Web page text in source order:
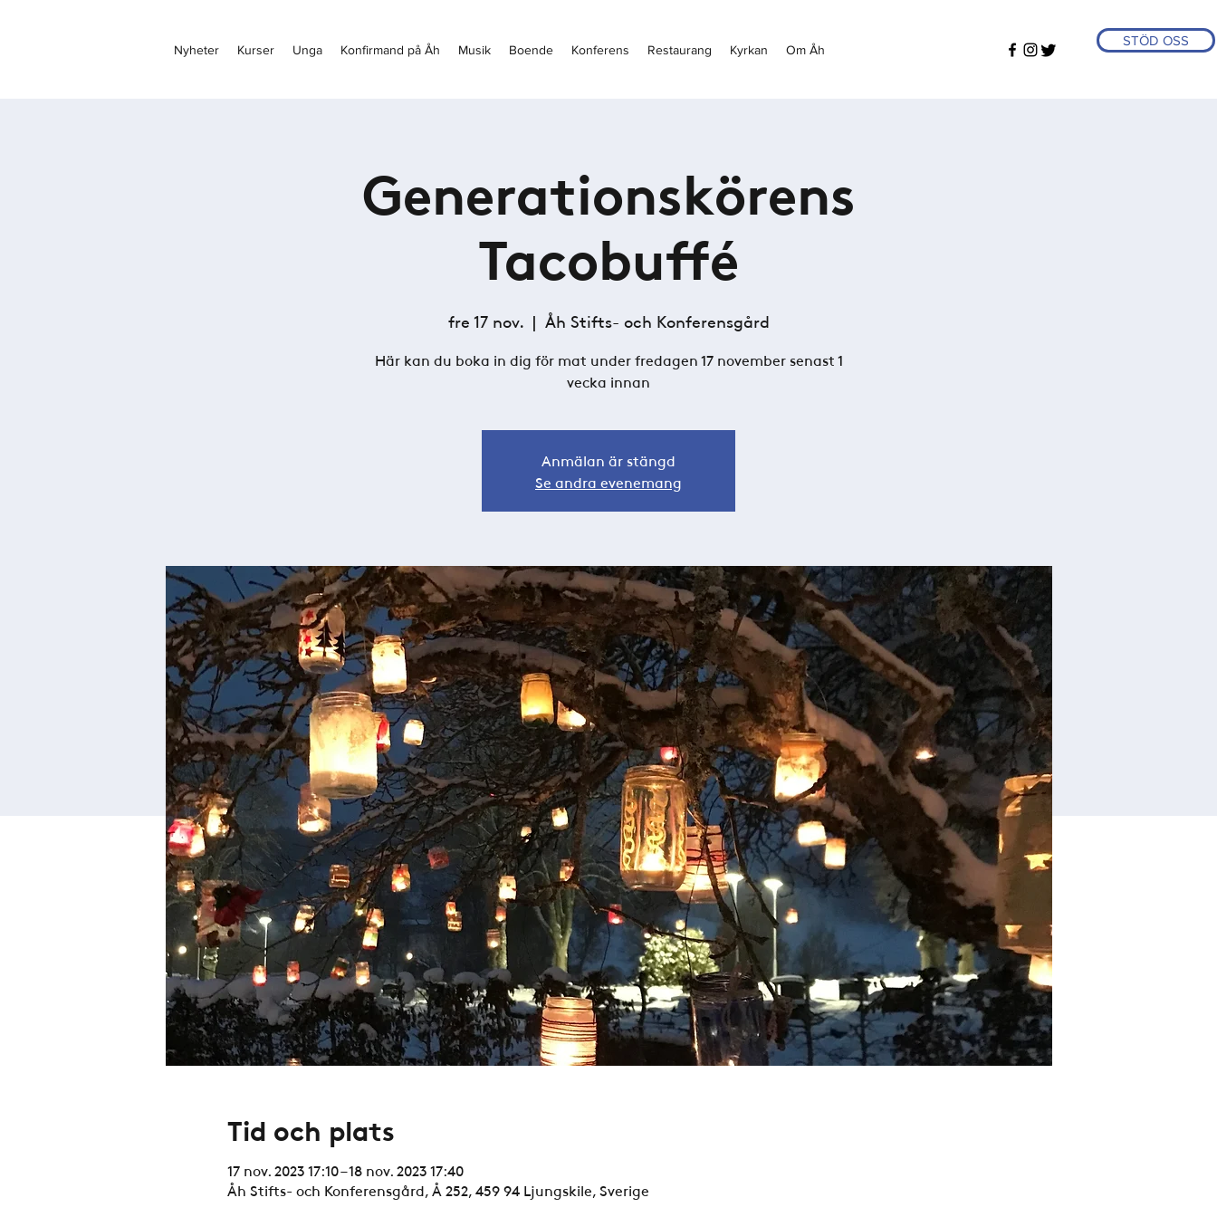
STÖD OSS
Nyheter Kurser Unga Konfirmand på Åh Musik Boende Konferens Restaurang Kyrkan Om Åh
Generationskörens
Tacobuffé
fre 17 nov.
  |
Åh Stifts- och Konferensgård
Här kan du boka in dig för mat under fredagen 17 november senast 1
vecka innan
Anmälan är stängd
Se andra evenemang
Tid och plats
17 nov. 2023 17:10 – 18 nov. 2023 17:40
Åh Stifts- och Konferensgård, Å 252, 459 94 Ljungskile, Sverige